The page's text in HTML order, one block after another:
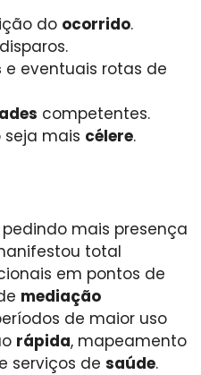
do ocorrido.
e eventuais rotas de
competentes.
mais célere.
pedindo mais presença
total
em pontos de
mediação
de maior uso
rápida, mapeamento
e serviços de saúde.